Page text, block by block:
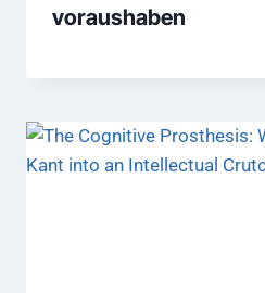
voraushaben